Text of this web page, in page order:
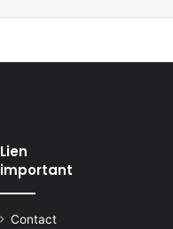
Lien
important
Contact